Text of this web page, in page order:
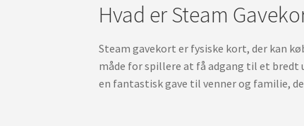
Hvad er Steam
Steam gavekort er fysiske kort, der kan
måde for spillere at få adgang til et bredt
en fantastisk gave til venner og familie,